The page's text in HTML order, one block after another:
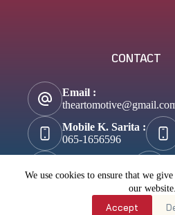
We use cookies to ensure that we
our website.
Accept
CONTACT
Email :
Mobile K. Sarita :
065-1656596
@theartomotive
About Lifestyle :
Wannateller.com